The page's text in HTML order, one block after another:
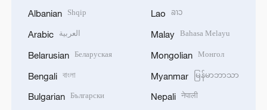
Albanian Shqip
Arabic العربية
Belarusian Беларуская
Bengali বাংলা
Bulgarian Български
Lao ລາວ
Malay Bahasa Melayu
Mongolian Монгол
Myanmar မြန်မာဘာသာ
Nepali नेपाली